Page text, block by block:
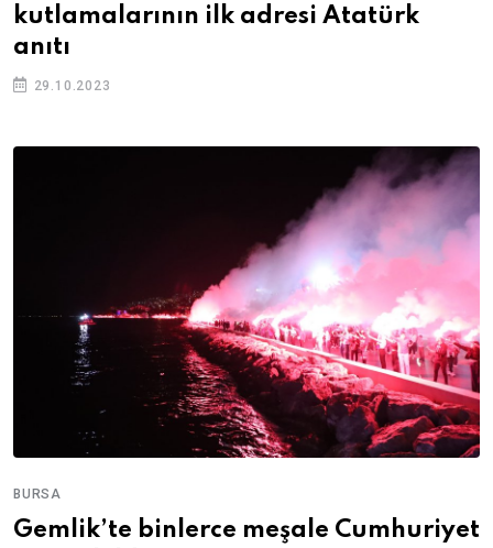
kutlamalarının ilk adresi Atatürk
anıtı
29.10.2023
BURSA
Gemlik’te binlerce meşale Cumhuriyet